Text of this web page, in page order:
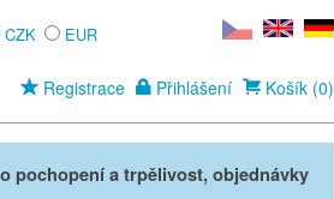
CZK EUR
Registrace Přihlášení Košík (0)
pochopení a trpělivost, objednávky